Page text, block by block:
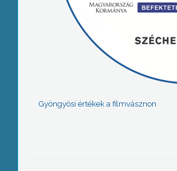
Gyöngyösi értékek a filmvásznon